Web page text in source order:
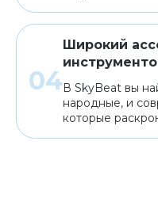
Широкий
В SkyBeat вы
народные, и
которые